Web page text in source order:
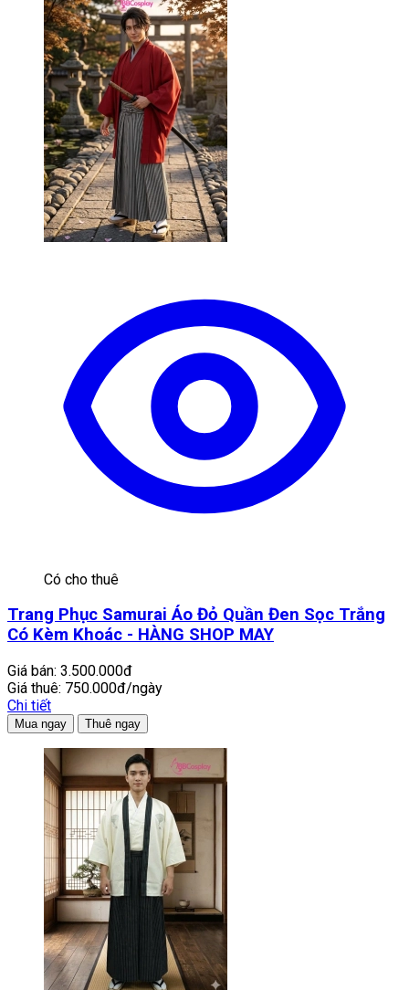
Có cho thuê
Trang Phục Samurai Áo Đỏ Quần Đen Sọc Trắng
Có Kèm Khoác - HÀNG SHOP MAY
Giá bán: 3.500.000đ
Giá thuê: 750.000đ/ngày
Chi tiết
Mua ngay Thuê ngay